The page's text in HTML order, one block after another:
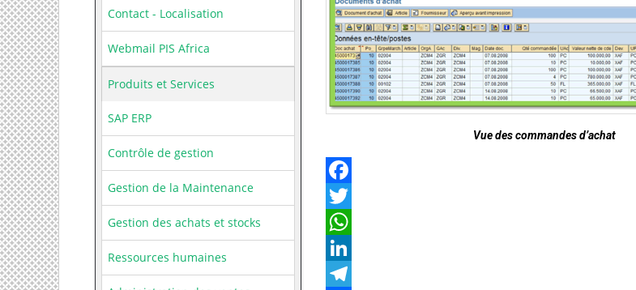
Contact - Localisation
Webmail PIS Africa
Produits et Services
SAP ERP
Contrôle de gestion
Gestion de la Maintenance
Gestion des achats et stocks
Ressources humaines
Vue des commandes d’achat
Facebook
Twitter
WhatsApp
LinkedIn